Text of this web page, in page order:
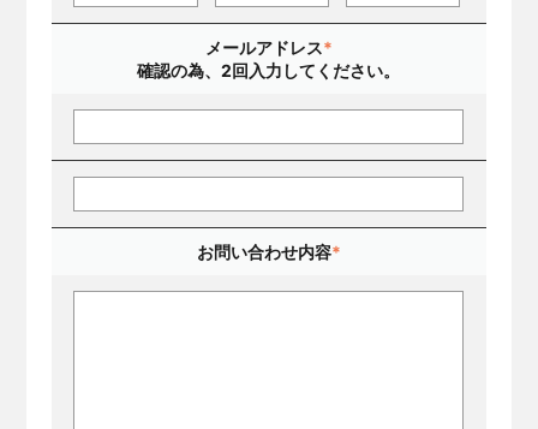
メールアドレス*
確認の為、2回入力してください。
お問い合わせ内容*